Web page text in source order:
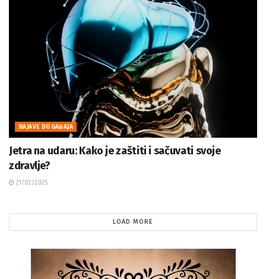
NAJAVE DOGAĐAJA
Jetra na udaru: Kako je zaštiti i sačuvati svoje
zdravlje?
21/02/2025
LOAD MORE